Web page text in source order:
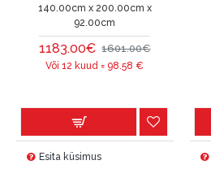
140.00cm x 200.00cm x
92.00cm
1183.00€ 1601.00€
Või 12 kuud = 98.58 €
Esita küsimus